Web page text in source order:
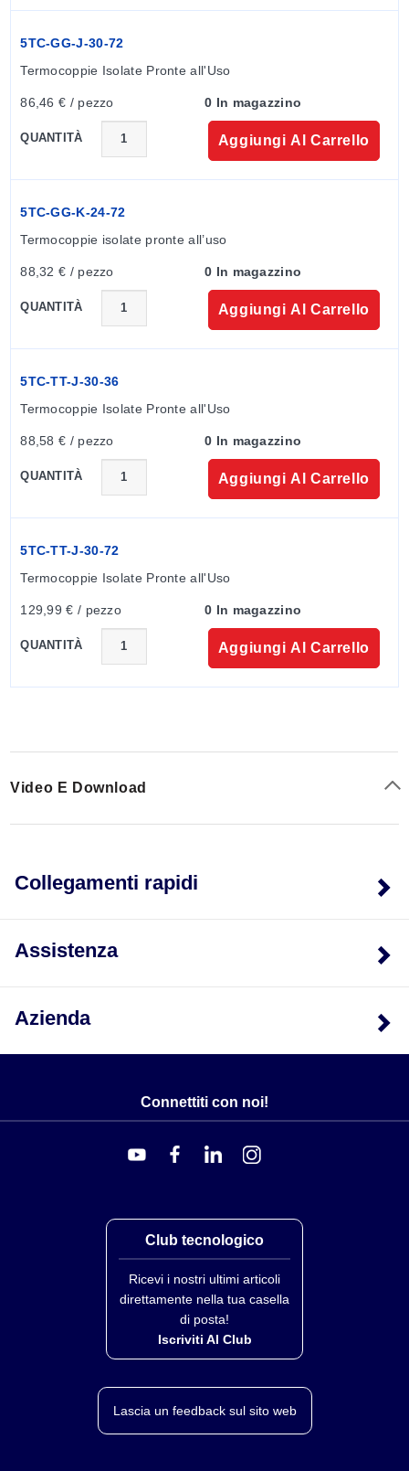
5TC-GG-J-30-72
Termocoppie Isolate Pronte all'Uso
86,46 € / pezzo 0 In magazzino
QUANTITÀ Aggiungi Al Carrello
5TC-GG-K-24-72
Termocoppie isolate pronte all’uso
88,32 € / pezzo 0 In magazzino
QUANTITÀ Aggiungi Al Carrello
5TC-TT-J-30-36
Termocoppie Isolate Pronte all'Uso
88,58 € / pezzo 0 In magazzino
QUANTITÀ Aggiungi Al Carrello
5TC-TT-J-30-72
Termocoppie Isolate Pronte all'Uso
129,99 € / pezzo 0 In magazzino
QUANTITÀ Aggiungi Al Carrello
Video E Download
Collegamenti rapidi
Assistenza
Azienda
Connettiti con noi!
Club tecnologico
Ricevi i nostri ultimi articoli
direttamente nella tua casella
di posta!
Iscriviti Al Club
Lascia un feedback sul sito web